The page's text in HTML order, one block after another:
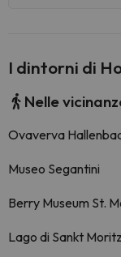
I dintorni di
Nelle
Ovaverva
Museo Segantini
Berry Museum St.
Lago di Sankt Moritz